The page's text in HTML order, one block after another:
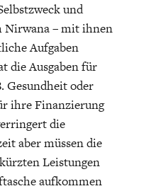
und
– mit ihnen
Aufgaben
die Ausgaben für
Gesundheit oder
ihre Finanzierung
die
aber müssen die
Leistungen
aufkommen